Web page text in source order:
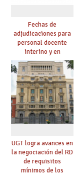
Fechas de
adjudicaciones para
personal docente
interino y en
prácticas: todo lo que
debes saber
UGT logra avances en
la negociación del RD
de requisitos
mínimos de los